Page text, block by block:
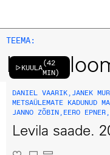
TEEMA:
Ikooni
KUULA(42
MIN)
DANIEL VAARIK,JANEK
METSAÜLEMATE KADUNUD
JANNO ZÕBIN,EERO EPNER,
Levila saade.